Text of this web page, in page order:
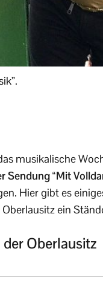
musikalische
Sendung “Mit
Hier gibt es
ein
Oberlausitz